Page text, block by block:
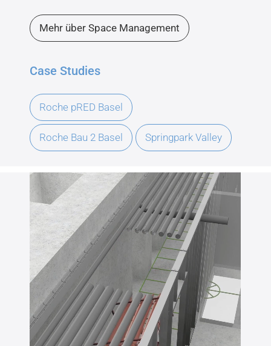
Mehr über Space Management
Case Studies
Roche pRED Basel
Roche Bau 2 Basel Springpark Valley